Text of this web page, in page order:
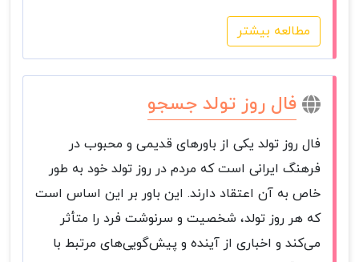
مطالعه بیشتر
فال روز تولد جسجو
فال روز تولد یکی از باورهای قدیمی و محبوب در
فرهنگ ایرانی است که مردم در روز تولد خود به طور
خاص به آن اعتقاد دارند. این باور بر این اساس است
که هر روز تولد، شخصیت و سرنوشت فرد را متأثر
می‌کند و اخباری از آینده و پیش‌گویی‌های مرتبط با